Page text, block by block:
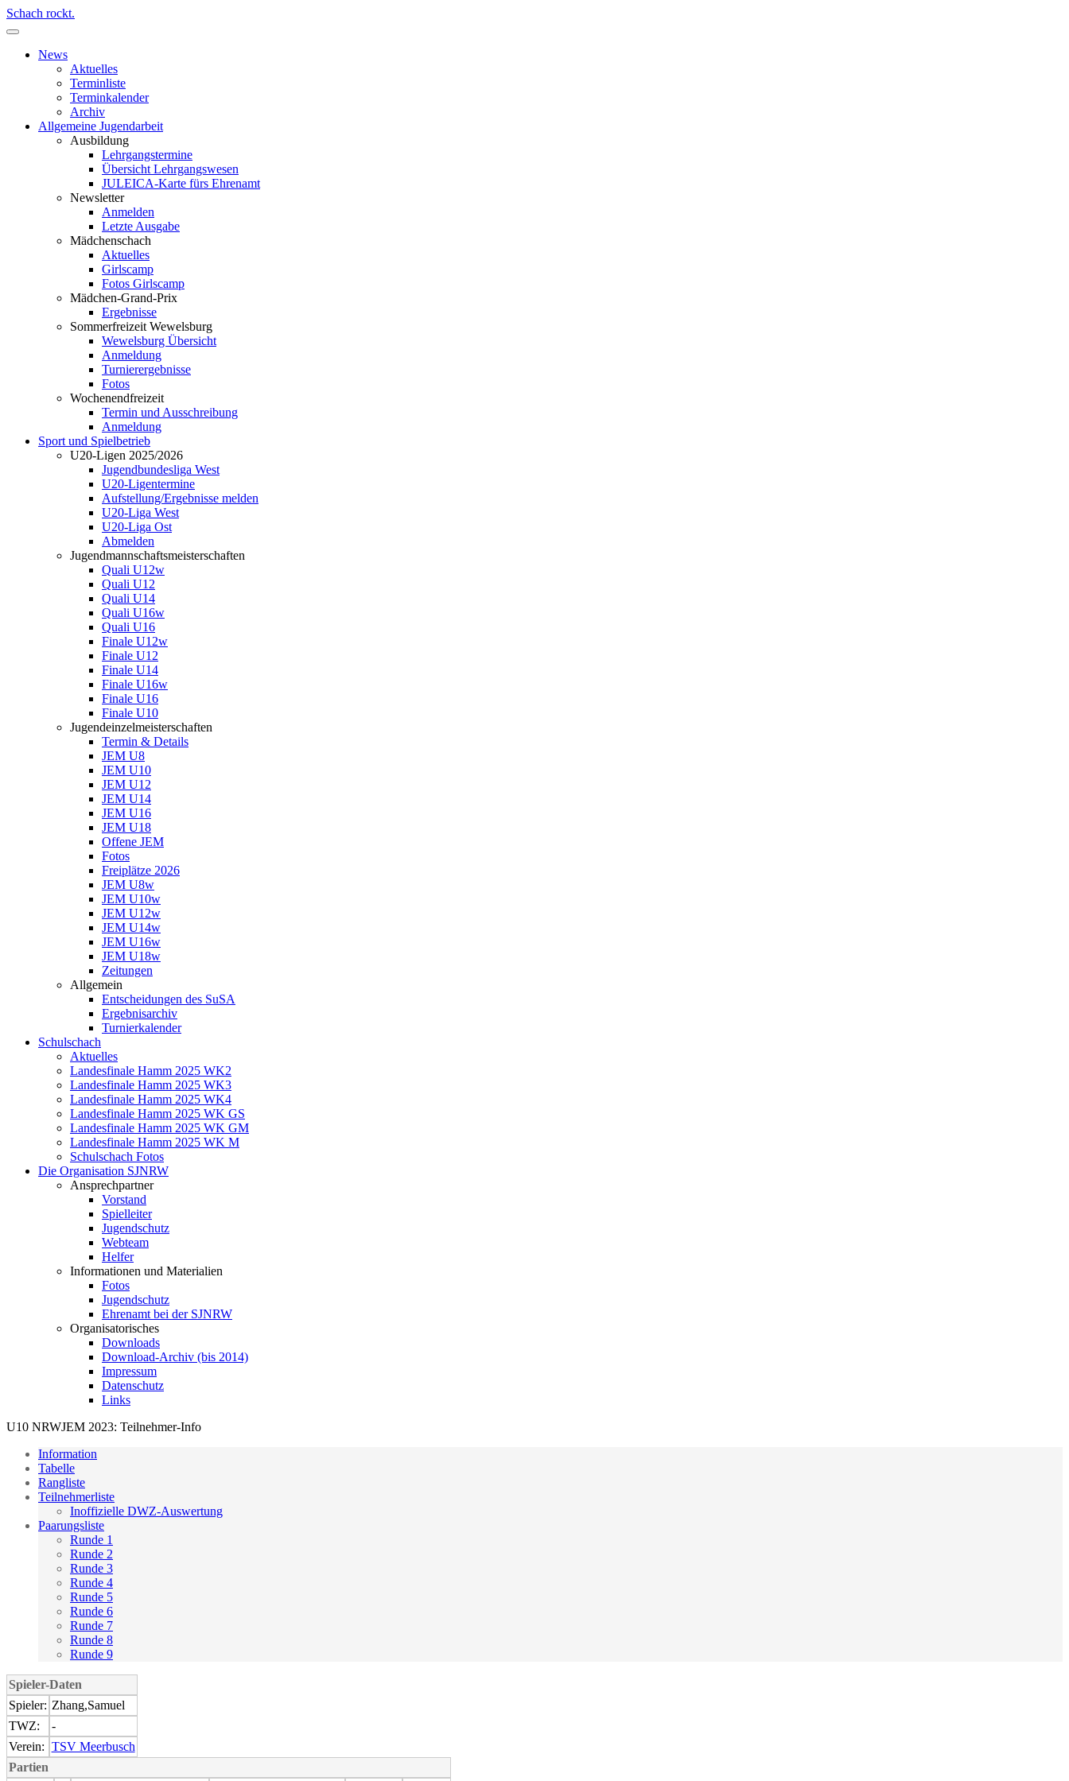
Schach rockt.
News
Aktuelles
Terminliste
Terminkalender
Archiv
Allgemeine Jugendarbeit
Ausbildung
Lehrgangstermine
Übersicht Lehrgangswesen
JULEICA-Karte fürs Ehrenamt
Newsletter
Anmelden
Letzte Ausgabe
Mädchenschach
Aktuelles
Girlscamp
Fotos Girlscamp
Mädchen-Grand-Prix
Ergebnisse
Sommerfreizeit Wewelsburg
Wewelsburg Übersicht
Anmeldung
Turnierergebnisse
Fotos
Wochenendfreizeit
Termin und Ausschreibung
Anmeldung
Sport und Spielbetrieb
U20-Ligen 2025/2026
Jugendbundesliga West
U20-Ligentermine
Aufstellung/Ergebnisse melden
U20-Liga West
U20-Liga Ost
Abmelden
Jugendmannschaftsmeisterschaften
Quali U12w
Quali U12
Quali U14
Quali U16w
Quali U16
Finale U12w
Finale U12
Finale U14
Finale U16w
Finale U16
Finale U10
Jugendeinzelmeisterschaften
Termin & Details
JEM U8
JEM U10
JEM U12
JEM U14
JEM U16
JEM U18
Offene JEM
Fotos
Freiplätze 2026
JEM U8w
JEM U10w
JEM U12w
JEM U14w
JEM U16w
JEM U18w
Zeitungen
Allgemein
Entscheidungen des SuSA
Ergebnisarchiv
Turnierkalender
Schulschach
Aktuelles
Landesfinale Hamm 2025 WK2
Landesfinale Hamm 2025 WK3
Landesfinale Hamm 2025 WK4
Landesfinale Hamm 2025 WK GS
Landesfinale Hamm 2025 WK GM
Landesfinale Hamm 2025 WK M
Schulschach Fotos
Die Organisation SJNRW
Ansprechpartner
Vorstand
Spielleiter
Jugendschutz
Webteam
Helfer
Informationen und Materialien
Fotos
Jugendschutz
Ehrenamt bei der SJNRW
Organisatorisches
Downloads
Download-Archiv (bis 2014)
Impressum
Datenschutz
Links
U10 NRWJEM 2023: Teilnehmer-Info
Information
Tabelle
Rangliste
Teilnehmerliste
Inoffizielle DWZ-Auswertung
Paarungsliste
Runde 1
Runde 2
Runde 3
Runde 4
Runde 5
Runde 6
Runde 7
Runde 8
Runde 9
Spieler-Daten
Spieler: Zhang,Samuel
TWZ:
-
Verein: TSV Meerbusch
Partien